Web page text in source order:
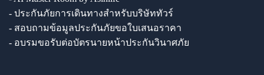
- ประกันภัยการเดินทางสำหรับบริษัททัวร์
- สอบถามข้อมูลประกันภัยขอใบเสนอราคา
- อบรมขอรับต่อบัตรนายหน้าประกันวินาศภัย